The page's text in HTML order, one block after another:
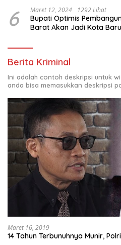
6 Maret 12, 2024 1292 Lihat
Bupati Optimis
Barat Akan Jadi Kota Baru
Berita Kriminal
Ini adalah contoh deskripsi untuk
anda bisa memasukkan deskripsi
Maret 16, 2019
14 Tahun Terbunuhnya Munir,